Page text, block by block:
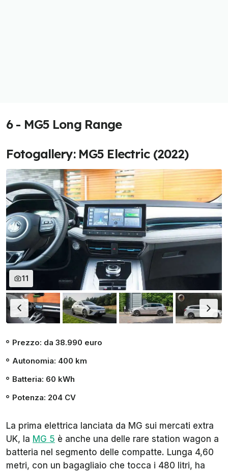
6 - MG5 Long Range
Fotogallery: MG5 Electric (2022)
11
Prezzo: da 38.990 euro
Autonomia: 400 km
Batteria: 60 kWh
Potenza: 204 CV
La prima elettrica lanciata da MG sui mercati extra
UK, la MG 5 è anche una delle rare station wagon a
batteria nel segmento delle compatte. Lunga 4,60
metri, con un bagagliaio che tocca i 480 litri, ha